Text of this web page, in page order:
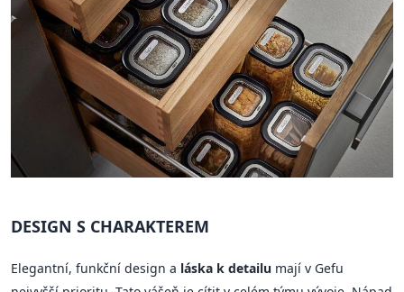
DESIGN S CHARAKTEREM
Elegantní, funkční design a láska k detailu mají v Gefu